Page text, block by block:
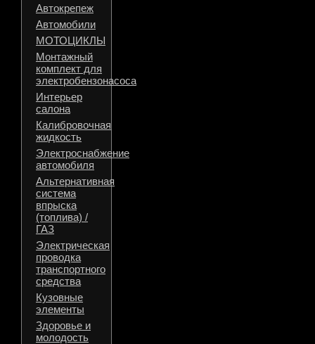
Автокрепеж
Автомобили
МОТОЦИКЛЫ
Монтажный
комплект для
электробензонасоса
Интерьер
салона
Калибровочная
жидкость
Электроснабжение
автомобиля
Альтернативная
система
впрыска
(топлива) /
ГАЗ
Электрическая
проводка
транспортного
средства
Кузовные
элементы
Здоровье и
молодость